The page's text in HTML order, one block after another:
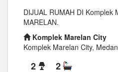
DIJUAL RUMAH DI Komplek
MARELAN.
Komplek Marelan City
Komplek Marelan City, Medan
2 2